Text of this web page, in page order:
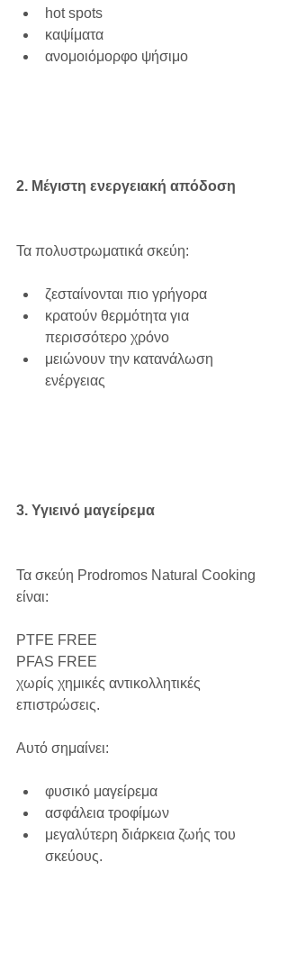
hot spots
καψίματα
ανομοιόμορφο ψήσιμο
2. Μέγιστη ενεργειακή απόδοση
Τα πολυστρωματικά σκεύη:
ζεσταίνονται πιο γρήγορα
κρατούν θερμότητα για
περισσότερο χρόνο
μειώνουν την κατανάλωση
ενέργειας
3. Υγιεινό μαγείρεμα
Τα σκεύη Prodromos Natural Cooking
είναι:
PTFE FREE
PFAS FREE
χωρίς χημικές αντικολλητικές
επιστρώσεις.
Αυτό σημαίνει:
φυσικό μαγείρεμα
ασφάλεια τροφίμων
μεγαλύτερη διάρκεια ζωής του
σκεύους.